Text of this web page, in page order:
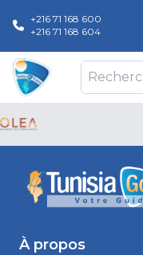
+216 71 168 600
+216 71 168 604
À propos